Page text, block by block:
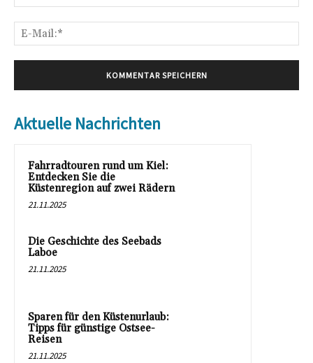
Aktuelle Nachrichten
Fahrradtouren rund um Kiel:
Entdecken Sie die
Küstenregion auf zwei Rädern
21.11.2025
Die Geschichte des Seebads
Laboe
21.11.2025
Sparen für den Küstenurlaub:
Tipps für günstige Ostsee-
Reisen
21.11.2025